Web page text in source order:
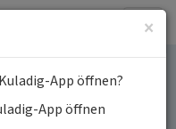
×
App öffnen?
App öffnen